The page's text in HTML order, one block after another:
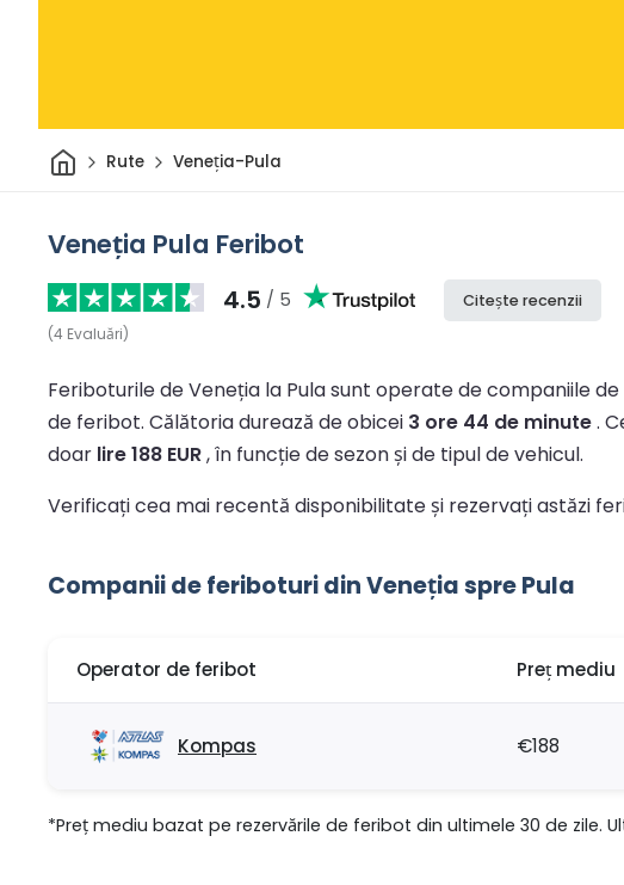
AcasăRute Veneția-Pula
Veneția Pula Feribot
4.5 / 5
(4 Evaluări)
Citește recenzii
Feriboturile de Veneția la Pula sunt operate de companiile de
de feribot. Călătoria durează de obicei 3 ore 44 de minute.
doar lire 188 EUR, în funcție de sezon și de tipul de vehicul.
Verificați cea mai recentă disponibilitate și rezervați astăzi
Companii de feriboturi din Veneția spre Pula
Operator de feribot Preț mediu
Kompas €188
*Preț mediu bazat pe rezervările de feribot din ultimele 30 de zile.